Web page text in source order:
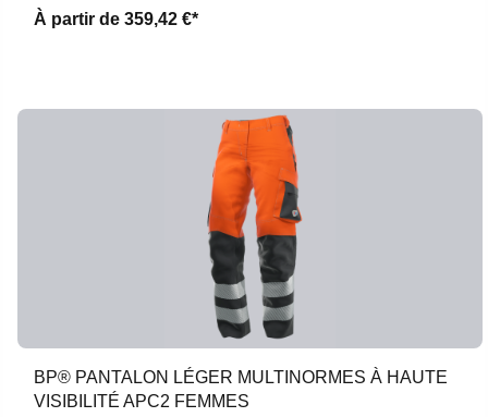
À partir de 359,42 €*
BP® PANTALON LÉGER MULTINORMES À HAUTE
VISIBILITÉ APC2 FEMMES